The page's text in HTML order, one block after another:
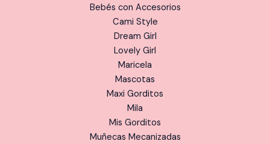
Bebés con Accesorios
Cami Style
Dream Girl
Lovely Girl
Maricela
Mascotas
Maxi Gorditos
Mila
Mis Gorditos
Muñecas Mecanizadas